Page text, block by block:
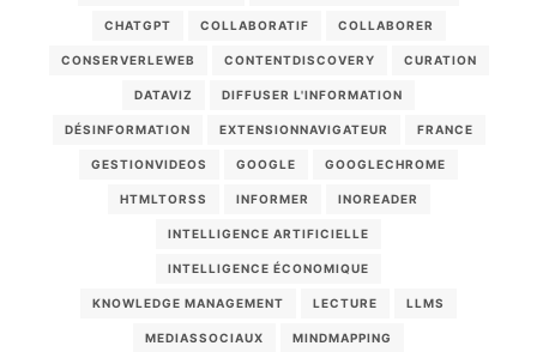
CHATGPT COLLABORATIF COLLABORER
CONSERVERLEWEB CONTENTDISCOVERY CURATION
DATAVIZ DIFFUSER L'INFORMATION
DÉSINFORMATION EXTENSIONNAVIGATEUR FRANCE
GESTIONVIDEOS GOOGLE GOOGLECHROME
HTMLTORSS INFORMER INOREADER
INTELLIGENCE ARTIFICIELLE
INTELLIGENCE ÉCONOMIQUE
KNOWLEDGE MANAGEMENT LECTURE LLMS
MEDIASSOCIAUX MINDMAPPING